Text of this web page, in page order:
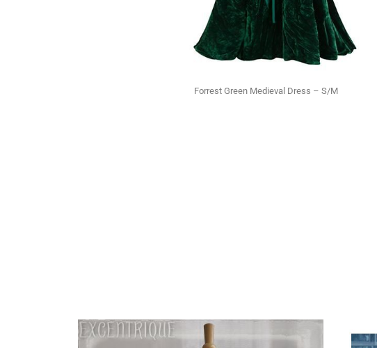
Forrest Green Medieval Dress – S/M